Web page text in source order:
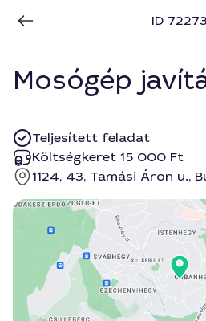
ID 72273
Mosógép
Teljesített feladat
Költségkeret 15 000 Ft
1124, 43, Tamási Áron u.,